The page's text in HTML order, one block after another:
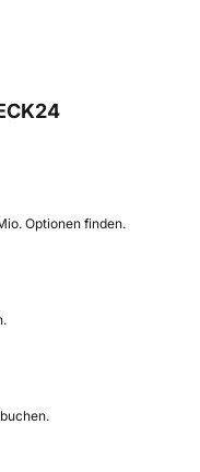
Optionen finden.